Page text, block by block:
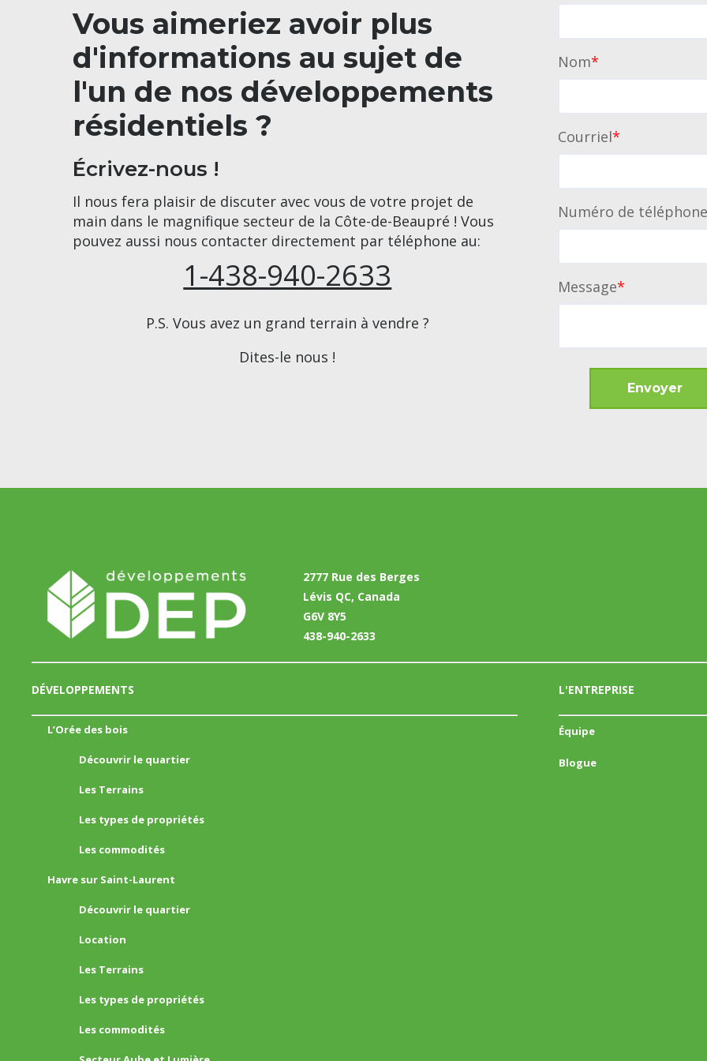
Bigénérations
Vous aimeriez avoir plus
d'informations au sujet de
l'un de nos développements
résidentiels ?
Écrivez-nous !
Il nous fera plaisir de discuter avec vous de votre projet de
main dans le magnifique secteur de la Côte-de-Beaupré ! Vous
pouvez aussi nous contacter directement par téléphone au:
1-438-940-2633
P.S. Vous avez un grand terrain à vendre ?
Dites-le nous !
Nom*
Courriel*
Numéro de
Message*
2777 Rue des Berges
Lévis QC, Canada
G6V 8Y5
438-940-2633
DÉVELOPPEMENTS
L’Orée des bois
Découvrir le quartier
Les Terrains
Les types de propriétés
Les commodités
Havre sur Saint-Laurent
Découvrir le quartier
Location
Les Terrains
Les types de propriétés
Les commodités
L'ENTREPRISE
Équipe
Blogue